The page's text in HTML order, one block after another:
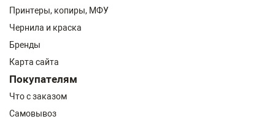
Принтеры, копиры, МФУ
Чернила и краска
Бренды
Карта сайта
Покупателям
Что с заказом
Самовывоз